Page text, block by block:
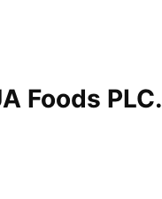
Foods PLC.